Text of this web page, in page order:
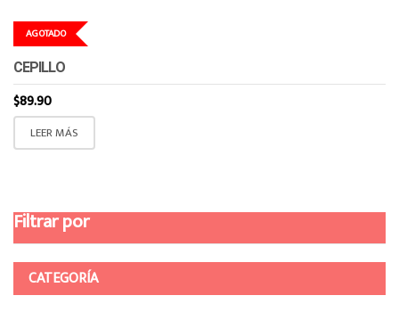
AGOTADO
CEPILLO
$89.90
LEER MÁS
Filtrar por
CATEGORÍA